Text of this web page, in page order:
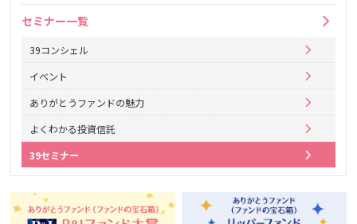
セミナー一覧
39コンシェル
イベント
ありがとうファンドの魅力
よくわかる投資信託
39セミナー